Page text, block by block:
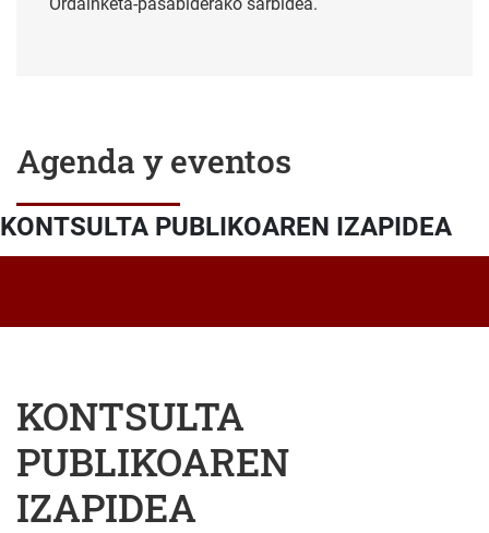
Ordainketa-pasabiderako sarbidea.
Agenda y eventos
KONTSULTA PUBLIKOAREN IZAPIDEA
KONTSULTA
PUBLIKOAREN
IZAPIDEA